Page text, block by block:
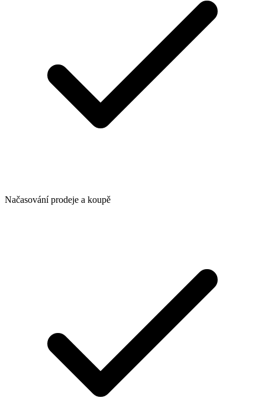
Načasování prodeje a koupě